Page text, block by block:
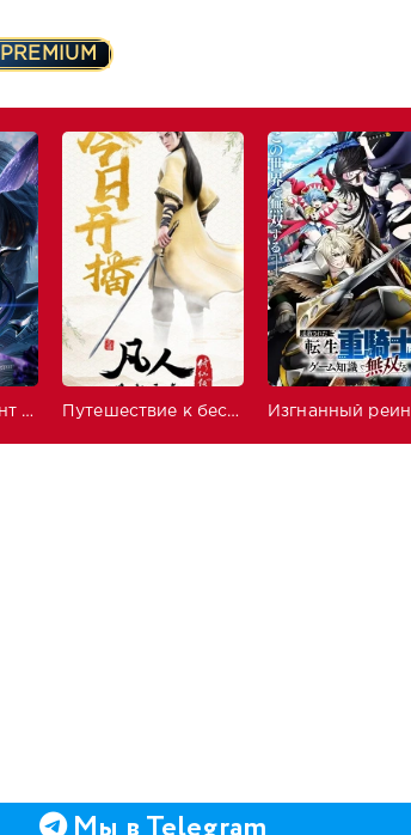
PREMIUM
Боевой континент 2: Непревзойдённый клан Тан Путешествие к бессмертию